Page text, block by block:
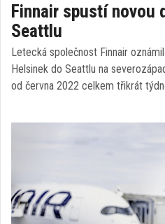
Finnair spustí novou
Seattlu
Letecká společnost Finnair
Helsinek do Seattlu na
od června 2022 celkem třikrát